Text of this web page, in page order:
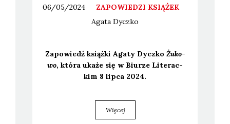
06/05/2024
ZAPOWIEDZI KSIĄŻEK
Agata Dyczko
Zapo­wiedź książ­ki Aga­ty Dycz­ko Żuko­
wo, któ­ra uka­że się w Biu­rze Lite­rac­
kim 8 lip­ca 2024.
Więcej